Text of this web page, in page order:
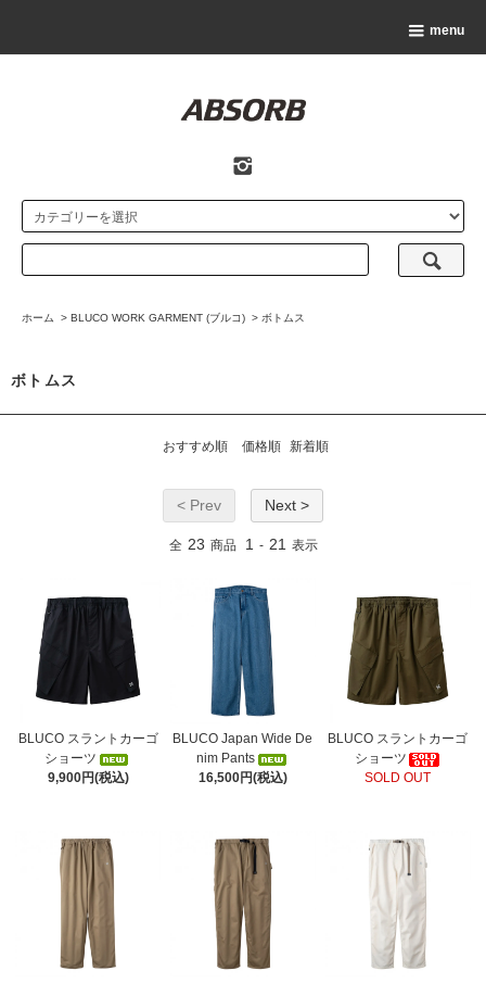
menu
ホーム > BLUCO WORK GARMENT (ブルコ) > ボトムス
ボトムス
おすすめ順 価格順 新着順
< Prev Next >
全 23 商品 1 - 21 表示
BLUCO スラントカーゴ
ショーツ
9,900円(税込)
BLUCO Japan Wide De
nim Pants
16,500円(税込)
BLUCO スラントカーゴ
ショーツ
SOLD OUT